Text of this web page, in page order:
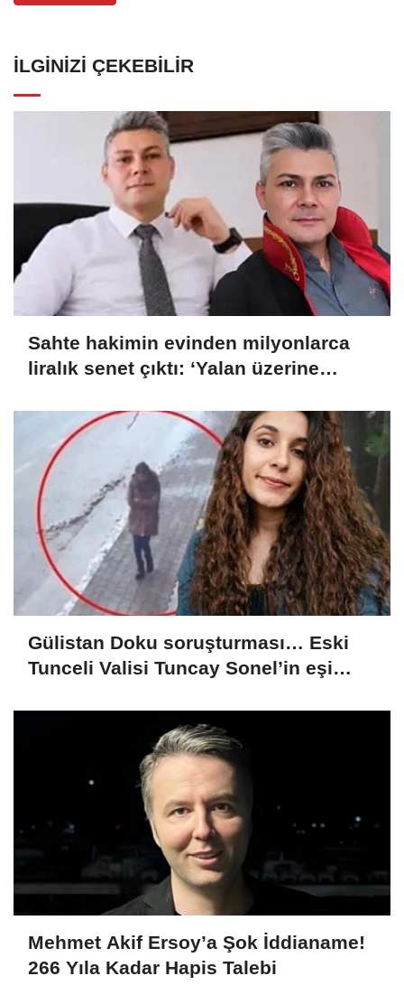
İLGINIZI ÇEKEBILIR
Sahte hakimin evinden milyonlarca
liralık senet çıktı: ‘Yalan üzerine
Gülistan Doku soruşturması… Eski
Tunceli Valisi Tuncay Sonel’in eşi
Mehmet Akif Ersoy’a Şok İddianame!
266 Yıla Kadar Hapis Talebi